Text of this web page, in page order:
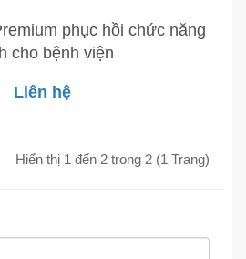
phục hồi chức năng
cho bệnh viện
Liên hệ
Hiển thị 1 đến 2 trong 2 (1 Trang)